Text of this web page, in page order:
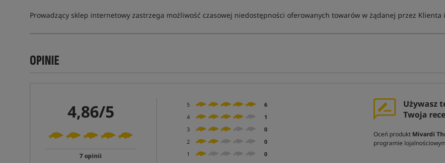
Prowadzący sklep internetowy zastrzega możliwość czasowej niedostępności oferowanych towarów w żądanej przez
OPINIE
4,86/5
7 opinii
5
6
4
1
3
0
2
0
1
0
Używasz
Twoja
Oceń produkt Mivardi
programie